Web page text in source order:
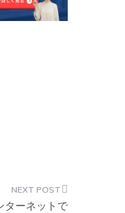
ターネットで